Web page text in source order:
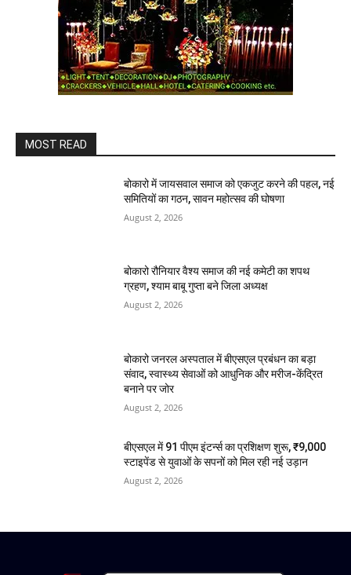
MOST READ
बोकारो में जायसवाल समाज को एकजुट करने की पहल, नई
समितियों का गठन, सावन महोत्सव की घोषणा
August 2, 2026
बोकारो रौनियार वैश्य समाज की नई कमेटी का शपथ
ग्रहण, श्याम बाबू गुप्ता बने जिला अध्यक्ष
August 2, 2026
बोकारो जनरल अस्पताल में बीएसएल प्रबंधन का बड़ा
संवाद, स्वास्थ्य सेवाओं को आधुनिक और मरीज-केंद्रित
बनाने पर जोर
August 2, 2026
बीएसएल में 91 पीएम इंटर्न्स का प्रशिक्षण शुरू, ₹9,000
स्टाइपेंड से युवाओं के सपनों को मिल रही नई उड़ान
August 2, 2026